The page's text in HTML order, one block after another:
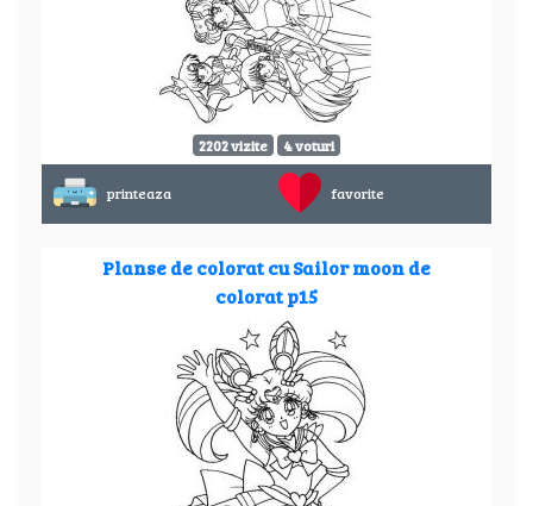
2202 vizite 4 voturi
printeaza favorite
Planse de colorat cu Sailor moon de
colorat p15